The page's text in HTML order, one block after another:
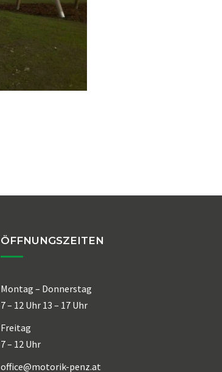
ÖFFNUNGSZEITEN
Montag – Donnerstag
7 – 12 Uhr 13 – 17 Uhr
Freitag
7 – 12 Uhr
office@motorik-penz.at